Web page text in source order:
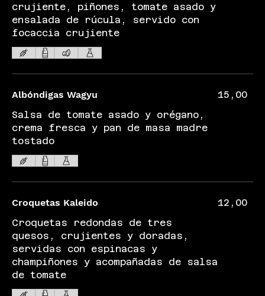
crujiente, piñones, tomate asado y
ensalada de rúcula, servido con
focaccia crujiente
Albóndigas Wagyu
Salsa de tomate asado y orégano,
crema fresca y pan de masa madre
tostado
15,00
Croquetas Kaleido
Croquetas redondas de tres
quesos, crujientes y doradas,
servidas con espinacas y
champiñones y acompañadas de salsa
de tomate
12,00